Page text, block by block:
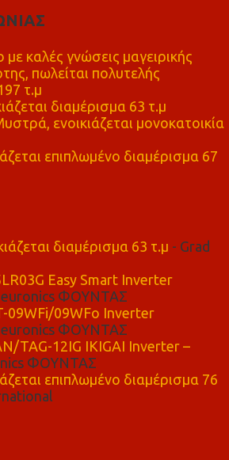
με καλές γνώσεις μαγειρικής
πωλείται πολυτελής
τ.μ
διαμέρισμα 63 τ.μ
ενοικιάζεται μονοκατοικία
επιπλωμένο διαμέρισμα 67
διαμέρισμα 63 τ.μ - Grad
Easy Smart Inverter
euronics ΦΟΥΝΤΑΣ
09WFi/09WFo Inverter
euronics ΦΟΥΝΤΑΣ
TAG-12IG IKIGAI Inverter –
ΦΟΥΝΤΑΣ
επιπλωμένο διαμέρισμα 76